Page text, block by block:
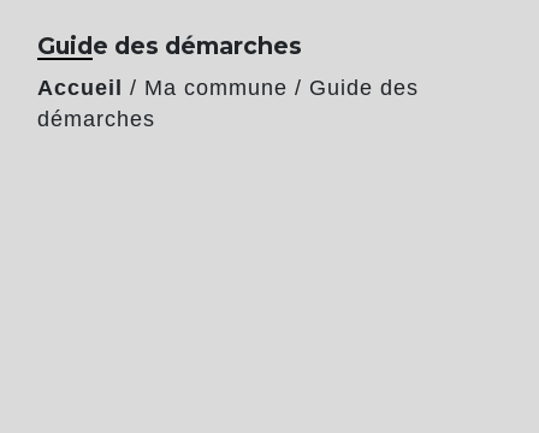
Guide des démarches
Accueil / Ma commune / Guide des
démarches